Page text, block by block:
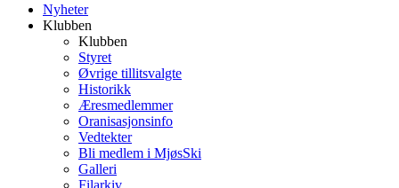
Nyheter
Klubben
Klubben
Styret
Øvrige tillitsvalgte
Historikk
Æresmedlemmer
Oranisasjonsinfo
Vedtekter
Bli medlem i MjøsSki
Galleri
Filarkiv